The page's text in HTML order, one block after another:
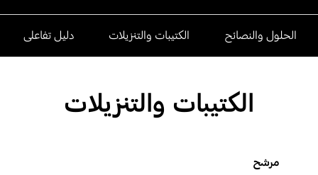
الحلول والنصائح الكتيبات والتنزيلات دليل تفاعلى
الكتيبات والتنزيلات
مرشح